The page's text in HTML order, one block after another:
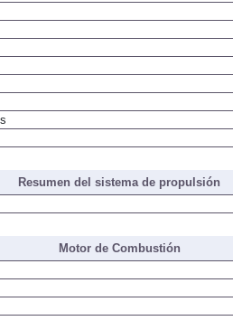
Resumen del sistema de propulsión
Motor de Combustión